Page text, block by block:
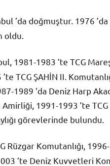
’da doğmuştur. 1976
oldu.
1981-1983 ’te TCG
TCG ŞAHİN II.
1989 ’da Deniz Harp
1991-1993 ’te
görevlerinde bulundu.
Rüzgar Komutanlığı,
’te Deniz Kuvvetleri